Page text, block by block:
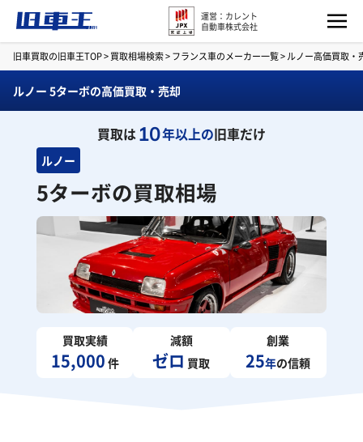
運営：カレント
自動車株式会社
旧車買取の旧車王TOP>買取相場検索>フランス車のメーカー一覧>ルノー高価買取・
ルノー 5ターボの高価買取・売却
買取は10年以上の旧車だけ
ルノー
5ターボの買取相場
買取実績
15,000 件
減額
ゼロ 買取
創業
25年の信頼